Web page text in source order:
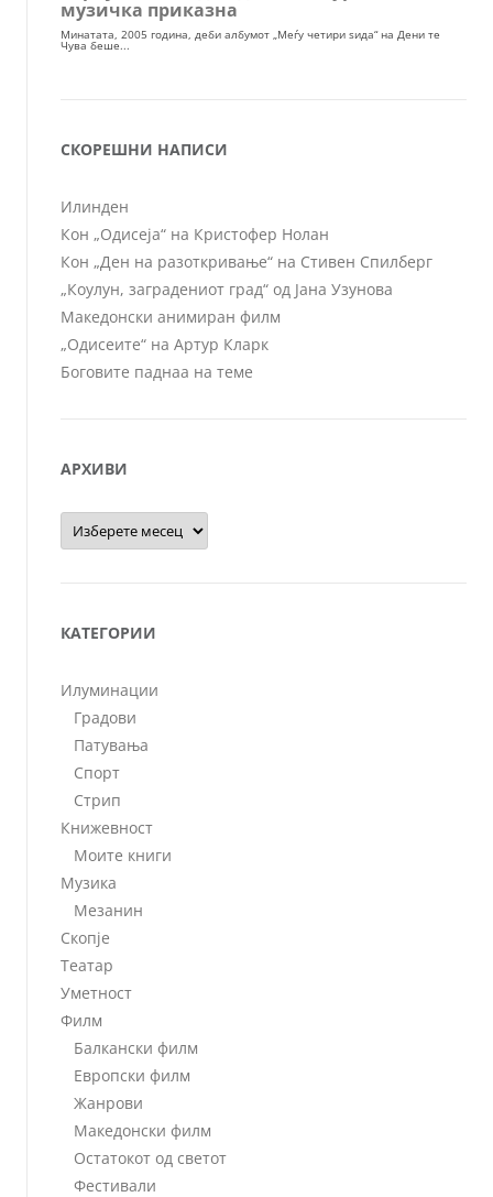
СКОРЕШНИ НАПИСИ
Илинден
Кон „Одисеја“ на Кристофер Нолан
Кон „Ден на разоткривање“ на Стивен Спилберг
„Коулун, заградениот град“ од Јана Узунова
Македонски анимиран филм
„Одисеите“ на Артур Кларк
Боговите паднаа на теме
АРХИВИ
Архиви
КАТЕГОРИИ
Илуминации
Градови
Патувања
Спорт
Стрип
Книжевност
Моите книги
Музика
Мезанин
Скопје
Театар
Уметност
Филм
Балкански филм
Европски филм
Жанрови
Македонски филм
Остатокот од светот
Фестивали